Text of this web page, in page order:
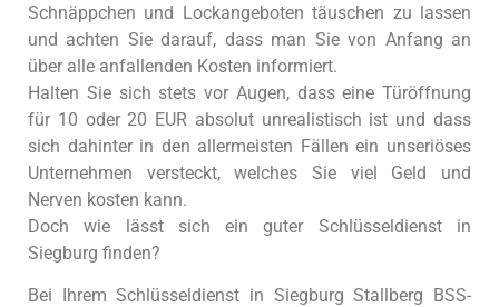
Schnäppchen und Lockangeboten täuschen zu lassen
und achten Sie darauf, dass man Sie von Anfang an
über alle anfallenden Kosten informiert.
Halten Sie sich stets vor Augen, dass eine Türöffnung
für 10 oder 20 EUR absolut unrealistisch ist und dass
sich dahinter in den allermeisten Fällen ein unseriöses
Unternehmen versteckt, welches Sie viel Geld und
Nerven kosten kann.
Doch wie lässt sich ein guter Schlüsseldienst in
Siegburg finden?
Bei Ihrem Schlüsseldienst in Siegburg Stallberg BSS-